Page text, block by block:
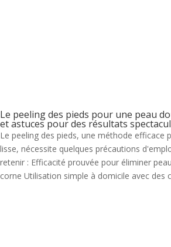
Le peeling des pieds pour une peau
et astuces pour des résultats
Le peeling des pieds, une méthode efficace
lisse, nécessite quelques précautions
retenir : Efficacité prouvée pour éliminer
corne Utilisation simple à domicile avec des